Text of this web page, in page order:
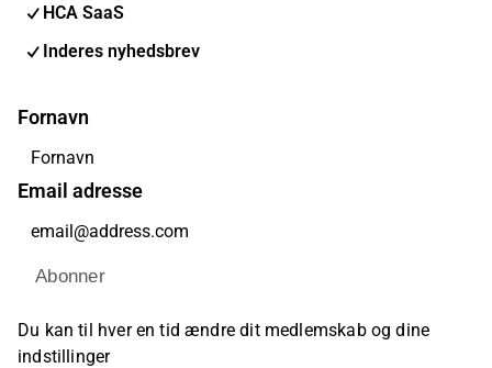
HCA SaaS
Inderes nyhedsbrev
Fornavn
Email adresse
Abonner
Du kan til hver en tid ændre dit medlemskab og dine
indstillinger